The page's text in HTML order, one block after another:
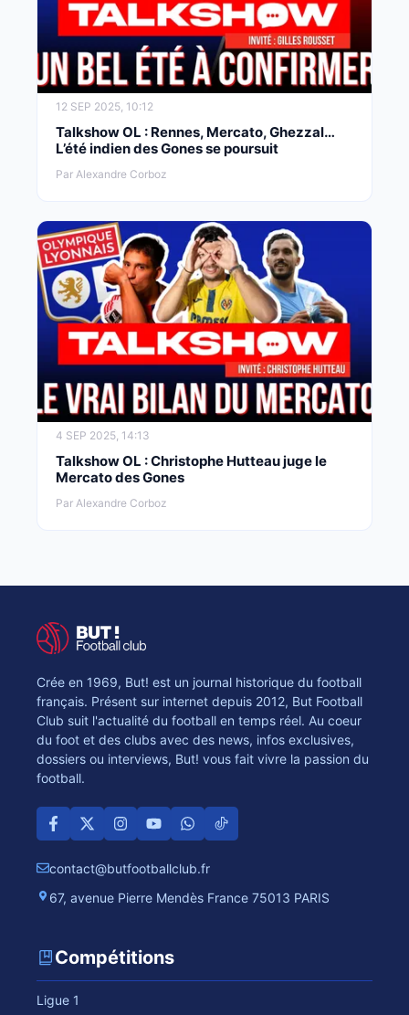
12 SEP 2025, 10:12
Talkshow OL : Rennes, Mercato, Ghezzal…
L’été indien des Gones se poursuit
Par Alexandre Corboz
4 SEP 2025, 14:13
Talkshow OL : Christophe Hutteau juge le
Mercato des Gones
Par Alexandre Corboz
Crée en 1969, But! est un journal historique du football
français. Présent sur internet depuis 2012, But Football
Club suit l'actualité du football en temps réel. Au coeur
du foot et des clubs avec des news, infos exclusives,
dossiers ou interviews, But! vous fait vivre la passion du
football.
contact@butfootballclub.fr
67, avenue Pierre Mendès France 75013 PARIS
Compétitions
Ligue 1